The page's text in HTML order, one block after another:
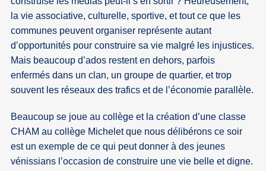
la vie associative, culturelle, sportive, et tout ce que les
communes peuvent organiser représente autant
d’opportunités pour construire sa vie malgré les injustices.
Mais beaucoup d’ados restent en dehors, parfois
enfermés dans un clan, un groupe de quartier, et trop
souvent les réseaux des trafics et de l’économie parallèle.
Beaucoup se joue au collège et la création d’une classe
CHAM au collège Michelet que nous délibérons ce soir
est un exemple de ce qui peut donner à des jeunes
vénissians l’occasion de construire une vie belle et digne.